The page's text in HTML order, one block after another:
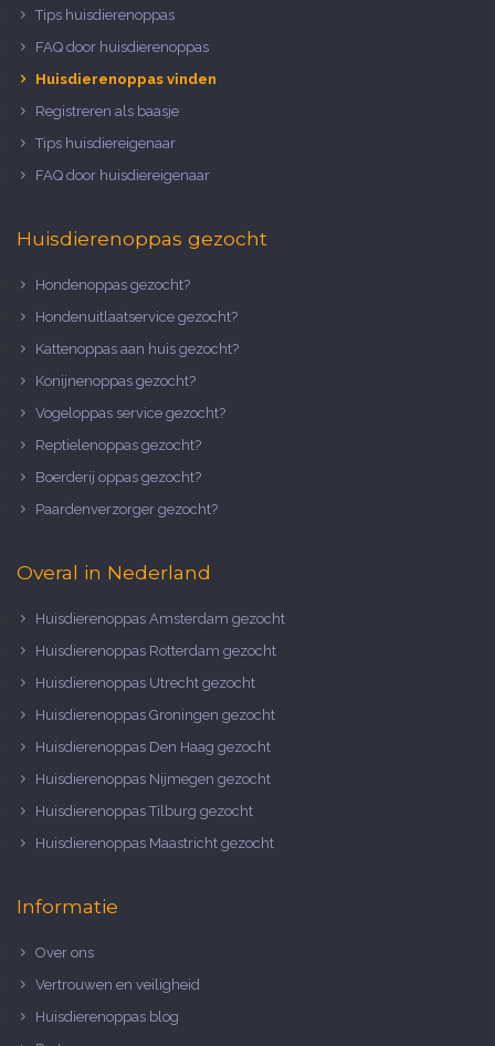
Tips huisdierenoppas
FAQ door huisdierenoppas
Huisdierenoppas vinden
Registreren als baasje
Tips huisdiereigenaar
FAQ door huisdiereigenaar
Huisdierenoppas gezocht
Hondenoppas gezocht?
Hondenuitlaatservice gezocht?
Kattenoppas aan huis gezocht?
Konijnenoppas gezocht?
Vogeloppas service gezocht?
Reptielenoppas gezocht?
Boerderij oppas gezocht?
Paardenverzorger gezocht?
Overal in Nederland
Huisdierenoppas Amsterdam gezocht
Huisdierenoppas Rotterdam gezocht
Huisdierenoppas Utrecht gezocht
Huisdierenoppas Groningen gezocht
Huisdierenoppas Den Haag gezocht
Huisdierenoppas Nijmegen gezocht
Huisdierenoppas Tilburg gezocht
Huisdierenoppas Maastricht gezocht
Informatie
Over ons
Vertrouwen en veiligheid
Huisdierenoppas blog